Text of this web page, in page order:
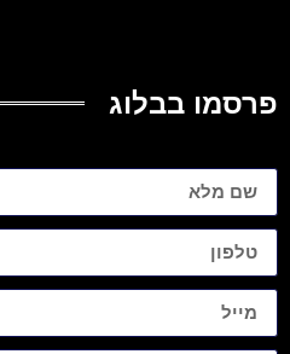
פרסמו בבלוג